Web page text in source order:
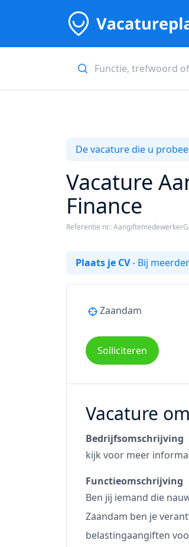
De vacature die u
Vacature
Finance
Referentie nr.: Aangiftemedewerker
Plaats je CV- Bij
Zaandam
Solliciteren
Vacature
Bedrijfsomschrijving
kijk voor meer
Functieomschrijving
Ben jij iemand die
Zaandam ben je
belastingaangiften